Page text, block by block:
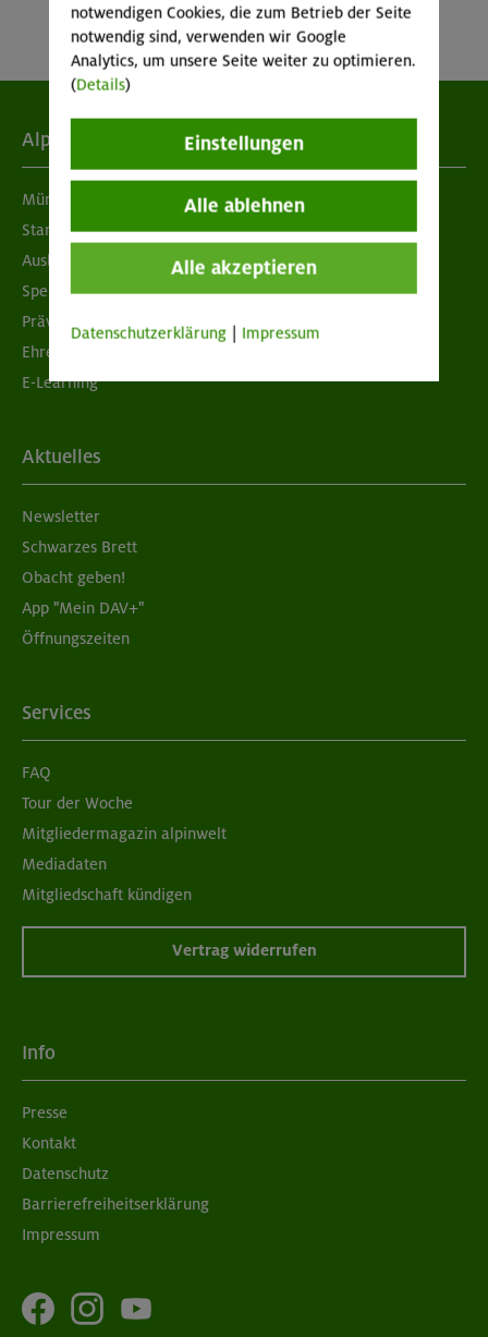
Alpenverein
München & Oberland
Standorte
Ausbildung & Jobs
Spenden
Prävention sexualisierter Gewalt
Ehrenamtsbörse
E-Learning
Aktuelles
Newsletter
Schwarzes Brett
Obacht geben!
App "Mein DAV+"
Öffnungszeiten
Services
FAQ
Tour der Woche
Mitgliedermagazin alpinwelt
Mediadaten
Mitgliedschaft kündigen
Vertrag widerrufen
Info
Presse
Kontakt
Datenschutz
Barrierefreiheitserklärung
Impressum
notwendigen Cookies, die zum Betrieb der Seite
notwendig sind, verwenden wir Google
Analytics, um unsere Seite weiter zu optimieren.
(Details)
Einstellungen
Alle ablehnen
Alle akzeptieren
Datenschutzerklärung Impressum